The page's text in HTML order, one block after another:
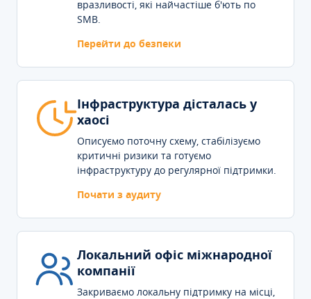
вразливості, які найчастіше б'ють по
SMB.
Перейти до безпеки
Інфраструктура дісталась у
хаосі
Описуємо поточну схему, стабілізуємо
критичні ризики та готуємо
інфраструктуру до регулярної підтримки.
Почати з аудиту
Локальний офіс міжнародної
компанії
Закриваємо локальну підтримку на місці,